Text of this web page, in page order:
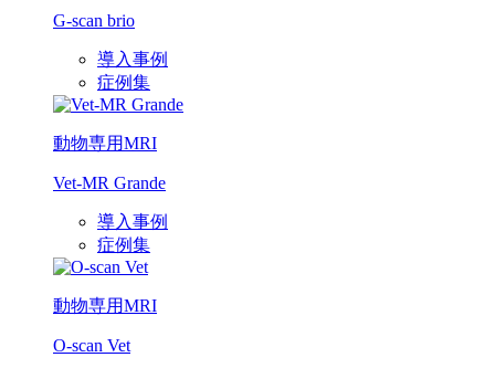
G-scan brio
導入事例
症例集
動物専用MRI
Vet-MR Grande
導入事例
症例集
動物専用MRI
O-scan Vet